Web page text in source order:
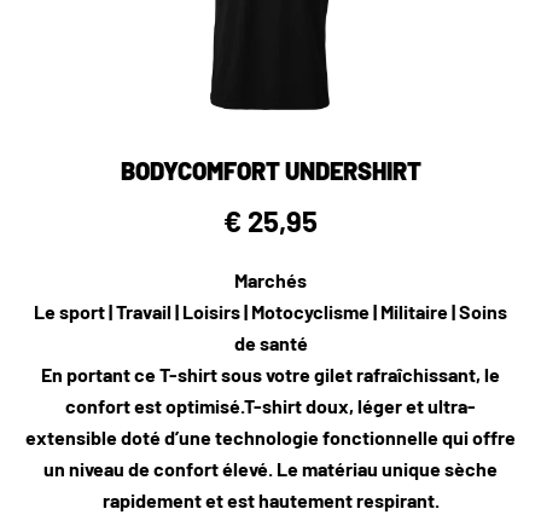
BODYCOMFORT UNDERSHIRT
€ 25,95
Marchés
Le sport | Travail | Loisirs | Motocyclisme | Militaire | Soins
de santé
En portant ce T-shirt sous votre gilet rafraîchissant, le
confort est optimisé.T-shirt doux, léger et ultra-
extensible doté d’une technologie fonctionnelle qui offre
un niveau de confort élevé. Le matériau unique sèche
rapidement et est hautement respirant.